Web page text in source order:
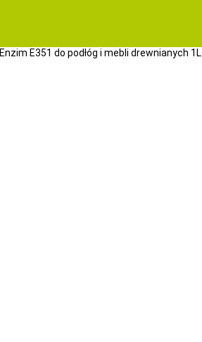
Enzim E351 do podłóg i mebli drewnianych 1L